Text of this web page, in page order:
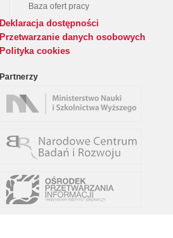
Baza ofert pracy
Deklaracja dostępności
Przetwarzanie danych osobowych
Polityka cookies
Partnerzy